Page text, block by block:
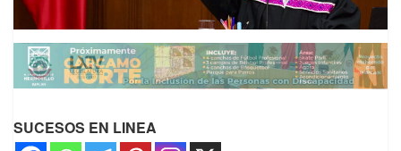
SUCESOS EN LINEA